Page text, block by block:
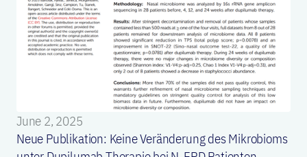
June 2, 2025
Neue Publikation: Keine Veränderung des Mikrobioms